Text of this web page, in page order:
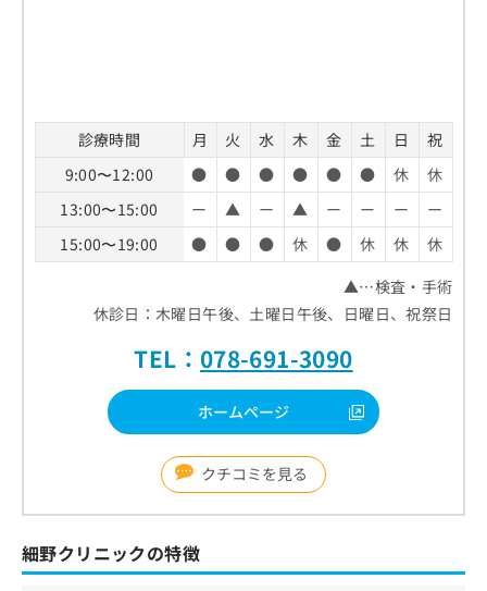
診療時間 月 火 水 木 金 土 日
祝
9:00〜12:00
● ● ● ● ● ● 休
休
13:00〜15:00
ー ▲ ー ▲ ー ー ー
ー
15:00〜19:00
● ● ● 休 ● 休 休
休
▲…検査・手術
休診日：木曜日午後、土曜日午後、日曜日、祝祭日
TEL： 078-691-3090
ホームページ
クチコミを見る
細野クリニックの特徴